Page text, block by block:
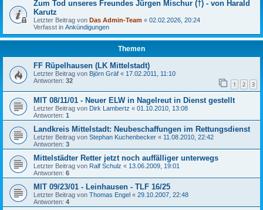
Zum Tod unseres Freundes Jürgen Mischur (†) - von Harald
Karutz
Letzter Beitrag von Das Admin-Team « 02.02.2026, 20:24
Verfasst in Ankündigungen
Themen
FF Rüpelhausen (LK Mittelstadt)
Letzter Beitrag von Björn Gräf « 17.02.2011, 11:10
Antworten: 32 1 2 3
MIT 08/11/01 - Neuer ELW in Nagelreut in Dienst gestellt
Letzter Beitrag von Dirk Lambertz « 01.10.2010, 13:08
Antworten: 1
Landkreis Mittelstadt: Neubeschaffungen im Rettungsdienst
Letzter Beitrag von Stephan Kuchenbecker « 11.08.2010, 22:42
Antworten: 3
Mittelstädter Retter jetzt noch auffälliger unterwegs
Letzter Beitrag von Ralf Schulz « 13.06.2009, 19:01
Antworten: 6
MIT 09/23/01 - Leinhausen - TLF 16/25
Letzter Beitrag von Thomas Engel « 29.10.2007, 22:48
Antworten: 4